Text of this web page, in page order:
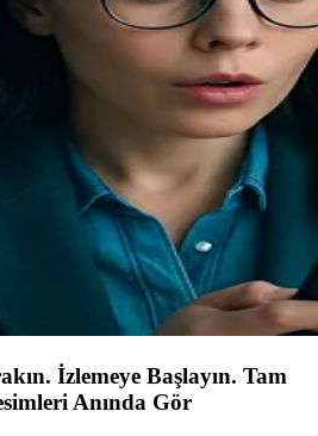
İzlemeye Başlayın. Tam
Anında Gör